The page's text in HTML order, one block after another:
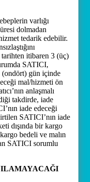
varlığı
dolmadan
tedarik edebilir.
itibaren 3 (üç)
SATICI,
(ondört) gün içinde
mal/hizmeti ön
anlaşmalı
takdirde, iade
iade edeceği
SATICI’nın iade
dışında bir kargo
bedeli ve malın
SATICI sorumlu